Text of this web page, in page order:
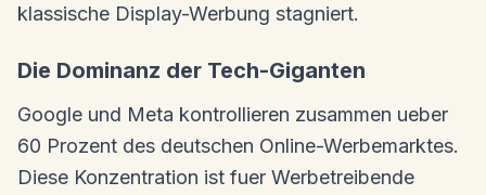
klassische Display-Werbung stagniert.
Die Dominanz der Tech-Giganten
Google und Meta kontrollieren zusammen ueber
60 Prozent des deutschen Online-Werbemarktes.
Diese Konzentration ist fuer Werbetreibende